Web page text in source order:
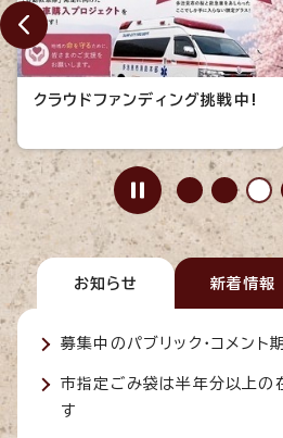
クラウドファンディング挑戦中!
お知らせ 新着情報
募集中のパブリック・コメント
市指定ごみ袋は半年分以上の
す